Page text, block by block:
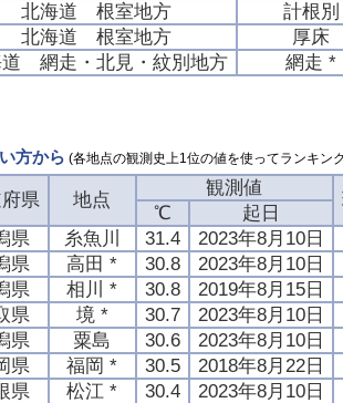
北海道 根室地方
計根別
北海道 根室地方
厚床
道 網走・北見・紋別地方 網走 *
方から (各地点の観測史上1位の値を使ってランキン
県 地点
観測値
℃
起日
県 糸魚川 31.4
2023年8月10日
県 高田 * 30.8
2023年8月10日
県 相川 * 30.8
2019年8月15日
県 境 * 30.7
2023年8月10日
県 粟島 30.6
2023年8月10日
県 福岡 * 30.5
2018年8月22日
県 松江 * 30.4
2023年8月10日